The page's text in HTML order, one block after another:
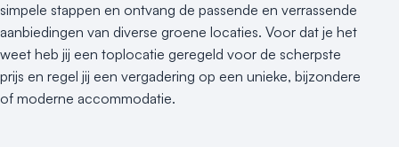
simpele stappen en ontvang de passende en verrassende
aanbiedingen van diverse groene locaties. Voor dat je het
weet heb jij een toplocatie geregeld voor de scherpste
prijs en regel jij een vergadering op een unieke, bijzondere
of moderne accommodatie.